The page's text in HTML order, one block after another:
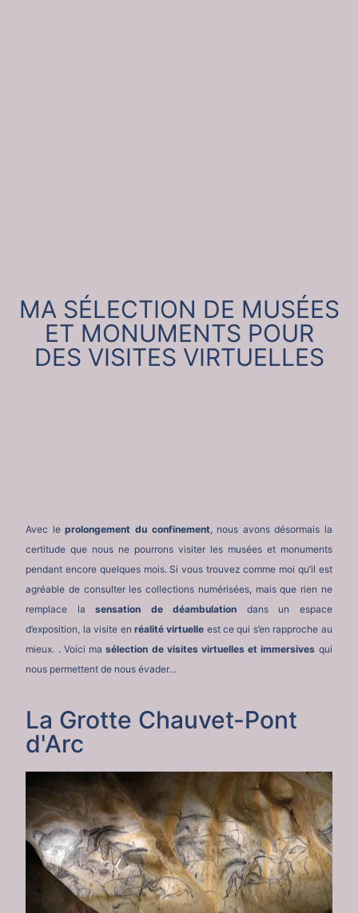
MA SÉLECTION DE MUSÉES
ET MONUMENTS POUR
DES VISITES VIRTUELLES
Avec leprolongement du confinement, nous avons désormais la
certitude que nous ne pourrons visiter les musées et monuments
pendant encore quelques mois. Si vous trouvez comme moi qu’il est
agréable de consulter les collections numérisées, mais que rien ne
remplace lasensation de déambulation dans un espace
d’exposition, la visite en réalité virtuelle est ce qui s’en rapproche au
mieux. . Voici masélection de visites virtuelles et immersives qui
nous permettent de nous évader…
La Grotte Chauvet-Pont
d'Arc